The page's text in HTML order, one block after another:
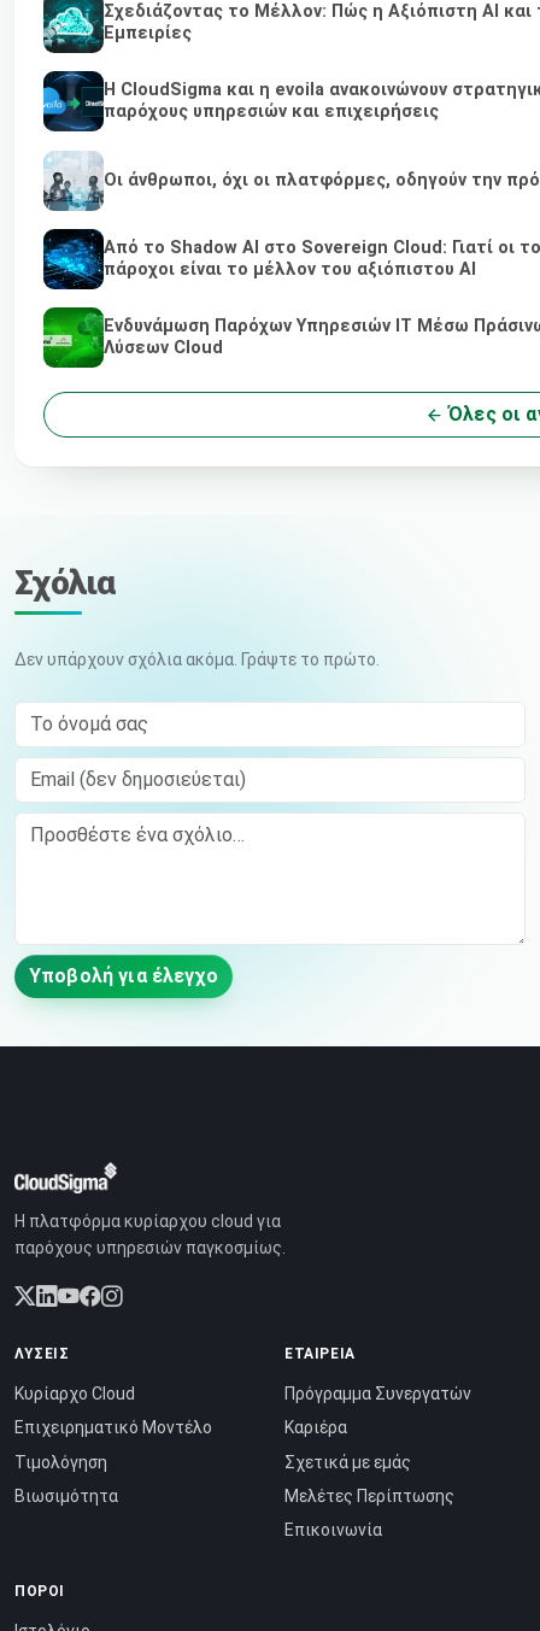
Σχεδιάζοντας το Μέλλον: Πώς η Αξιόπιστη AI
Εμπειρίες
Η CloudSigma και η evoila ανακοινώνουν
παρόχους υπηρεσιών και επιχειρήσεις
Οι άνθρωποι, όχι οι πλατφόρμες, οδηγούν την
Από το Shadow AI στο Sovereign Cloud: Γιατί οι
πάροχοι είναι το μέλλον του αξιόπιστου AI
Ενδυνάμωση Παρόχων Υπηρεσιών IT Μέσω
Λύσεων Cloud
Όλες οι
Σχόλια
Δεν υπάρχουν σχόλια ακόμα. Γράψτε το πρώτο.
Το όνομά σας
Email (δεν δημοσιεύεται)
Comment
Υποβολή για έλεγχο
Η πλατφόρμα κυρίαρχου cloud για
παρόχους υπηρεσιών παγκοσμίως.
ΛΎΣΕΙΣ
Κυρίαρχο Cloud
Επιχειρηματικό Μοντέλο
Τιμολόγηση
Βιωσιμότητα
ΕΤΑΙΡΕΊΑ
Πρόγραμμα Συνεργατών
Καριέρα
Σχετικά με εμάς
Μελέτες Περίπτωσης
Επικοινωνία
ΠΌΡΟΙ